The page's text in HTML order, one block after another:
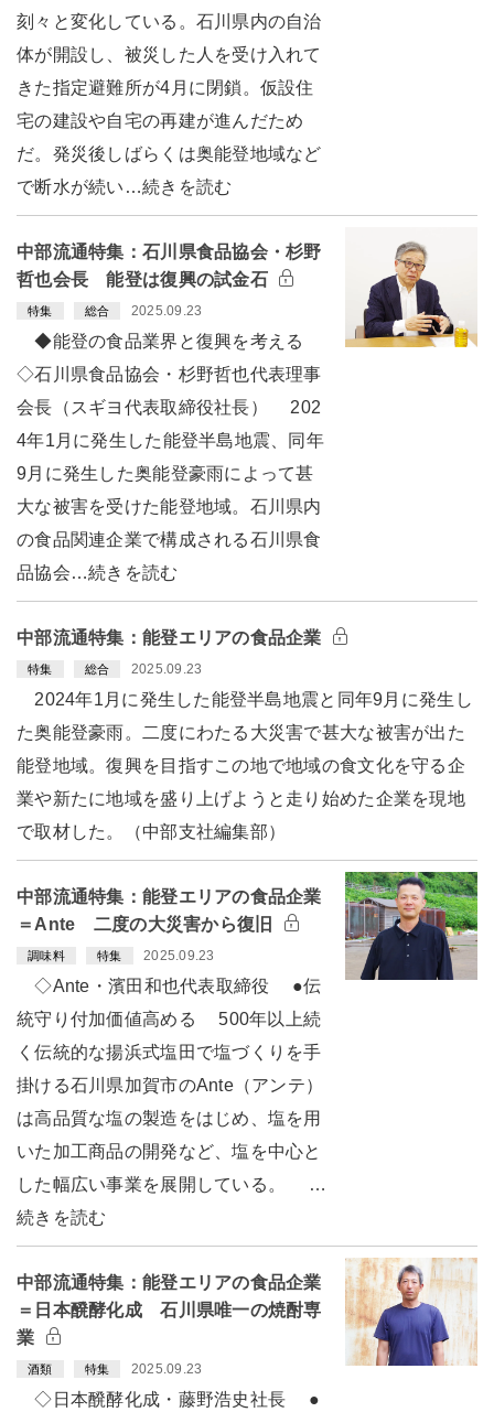
刻々と変化している。石川県内の自治
体が開設し、被災した人を受け入れて
きた指定避難所が4月に閉鎖。仮設住
宅の建設や自宅の再建が進んだため
だ。発災後しばらくは奥能登地域など
で断水が続い…続きを読む
中部流通特集：石川県食品協会・杉野
哲也会長 能登は復興の試金石
特集 総合 2025.09.23
◆能登の食品業界と復興を考える
◇石川県食品協会・杉野哲也代表理事
会長（スギヨ代表取締役社長） 202
4年1月に発生した能登半島地震、同年
9月に発生した奥能登豪雨によって甚
大な被害を受けた能登地域。石川県内
の食品関連企業で構成される石川県食
品協会…続きを読む
中部流通特集：能登エリアの食品企業
特集 総合 2025.09.23
2024年1月に発生した能登半島地震と同年9月に発生し
た奥能登豪雨。二度にわたる大災害で甚大な被害が出た
能登地域。復興を目指すこの地で地域の食文化を守る企
業や新たに地域を盛り上げようと走り始めた企業を現地
で取材した。（中部支社編集部）
中部流通特集：能登エリアの食品企業
＝Ante 二度の大災害から復旧
調味料 特集 2025.09.23
◇Ante・濱田和也代表取締役 ●伝
統守り付加価値高める 500年以上続
く伝統的な揚浜式塩田で塩づくりを手
掛ける石川県加賀市のAnte（アンテ）
は高品質な塩の製造をはじめ、塩を用
いた加工商品の開発など、塩を中心と
した幅広い事業を展開している。 …
続きを読む
中部流通特集：能登エリアの食品企業
＝日本醗酵化成 石川県唯一の焼酎専
業
酒類 特集 2025.09.23
◇日本醗酵化成・藤野浩史社長 ●